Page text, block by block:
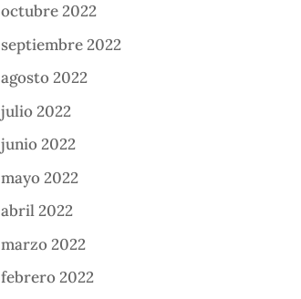
octubre 2022
septiembre 2022
agosto 2022
julio 2022
junio 2022
mayo 2022
abril 2022
marzo 2022
febrero 2022